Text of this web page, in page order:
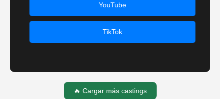
YouTube
TikTok
🔥 Cargar más castings